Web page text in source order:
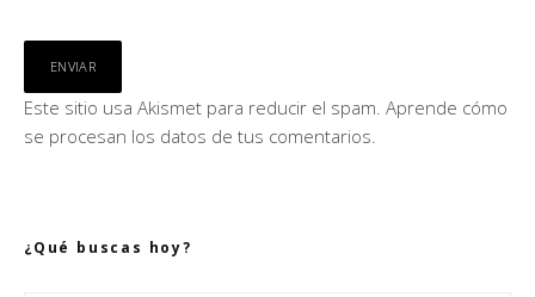
Este sitio usa Akismet para reducir el spam. Aprende cómo
se procesan los datos de tus comentarios.
¿Qué buscas hoy?